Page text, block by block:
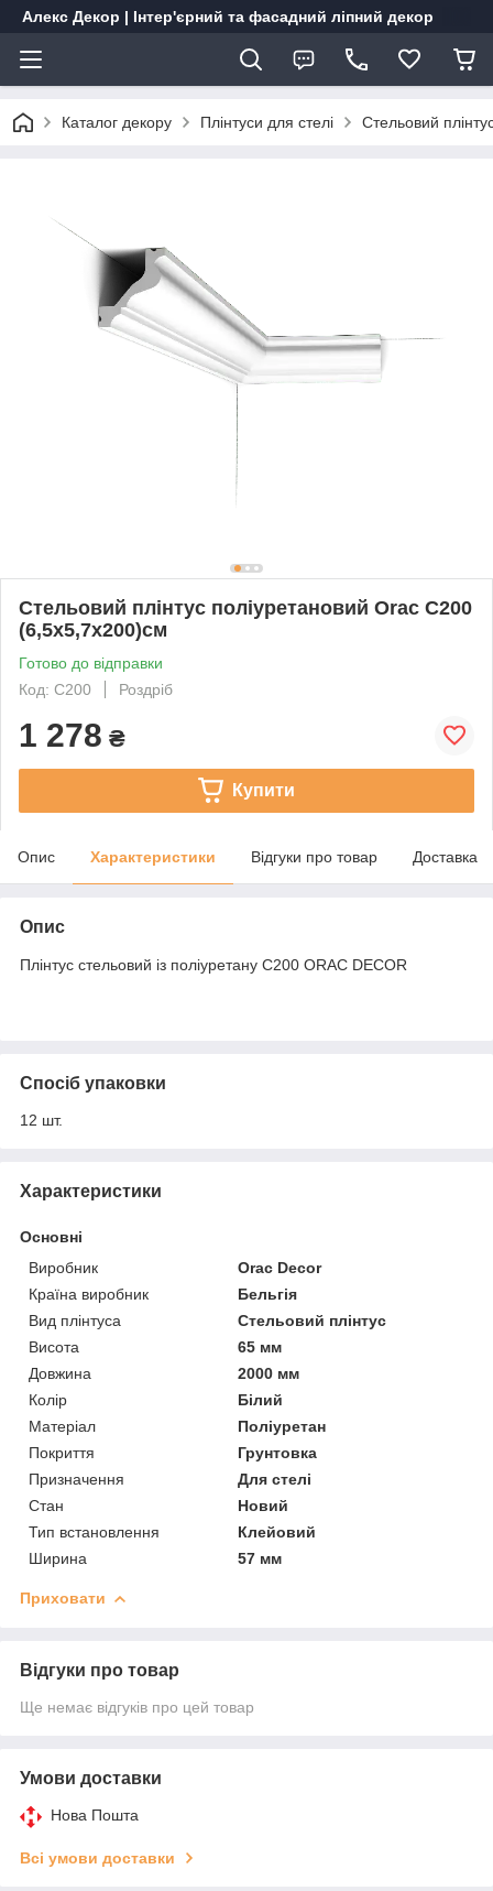
Алекс Декор | Інтер'єрний та фасадний ліпний декор
Каталог декору Плінтуси для стелі Стельовий
Стельовий плінтус поліуретановий Orac C200
(6,5х5,7х200)см
Готово до відправки
Код: C200
Роздріб
1 278 ₴
Купити
Опис Характеристики Відгуки про товар Доставка
Опис
Плінтус стельовий із поліуретану C200 ORAC DECOR
Спосіб упаковки
12 шт.
Характеристики
Основні
Виробник
Orac Decor
Країна виробник
Бельгія
Вид плінтуса
Стельовий плінтус
Висота
65 мм
Довжина
2000 мм
Колір
Білий
Матеріал
Поліуретан
Покриття
Грунтовка
Призначення
Для стелі
Стан
Новий
Тип встановлення
Клейовий
Ширина
57 мм
Приховати
Відгуки про товар
Ще немає відгуків про цей товар
Умови доставки
Нова Пошта
Всі умови доставки